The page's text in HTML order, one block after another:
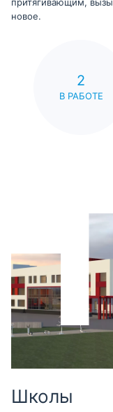
притягивающим,
новое.
2
В РАБОТЕ
Школы